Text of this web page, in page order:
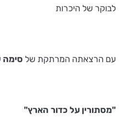
לבוקר של היכרות
עם הרצאתה המרתקת של סימה
"מסתורין על כדור הארץ"